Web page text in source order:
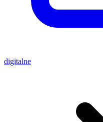
digitalne